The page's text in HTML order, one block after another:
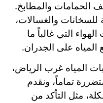
الحمامات والمطابخ.
والغسالات،
التي غالباً ما
على الجدران.
المياه غرب الرياض،
تماماً، ونقدم
مثل التأكد من